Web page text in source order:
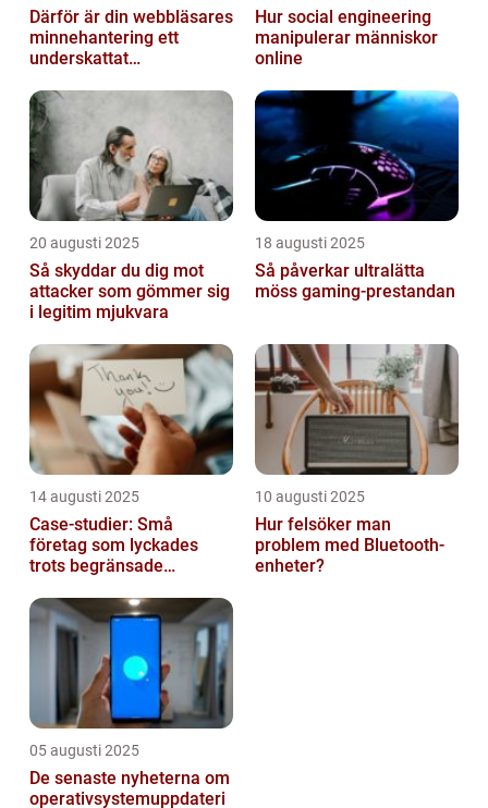
Därför är din webbläsares
minnehantering ett
underskattat
Hur social engineering
manipulerar människor
online
20 augusti 2025
Så skyddar du dig mot
attacker som gömmer sig
i legitim mjukvara
18 augusti 2025
Så påverkar ultralätta
möss gaming-prestandan
14 augusti 2025
Case-studier: Små
företag som lyckades
trots begränsade
10 augusti 2025
Hur felsöker man
problem med Bluetooth-
enheter?
05 augusti 2025
De senaste nyheterna om
operativsystemuppdateri